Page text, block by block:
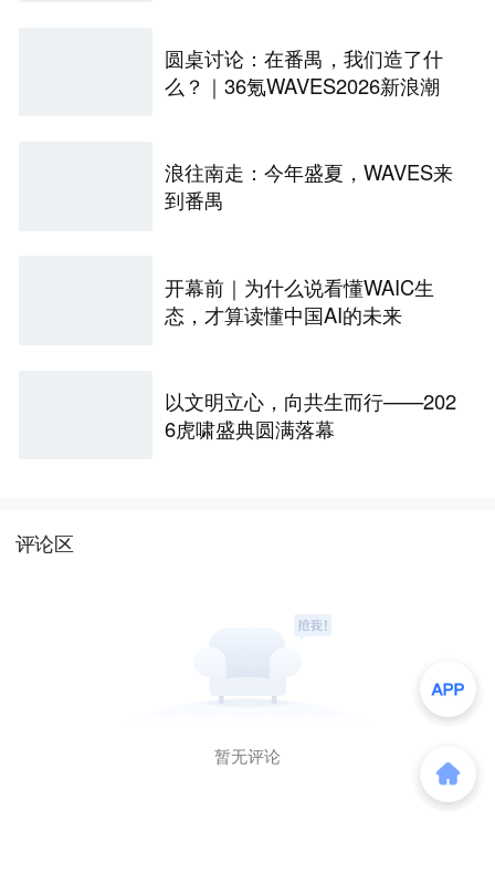
圆桌讨论：在番禺，我们造了什
么？｜36氪WAVES2026新浪潮
浪往南走：今年盛夏，WAVES来
到番禺
开幕前｜为什么说看懂WAIC生
态，才算读懂中国AI的未来
以文明立心，向共生而行——202
6虎啸盛典圆满落幕
评论区
暂无评论